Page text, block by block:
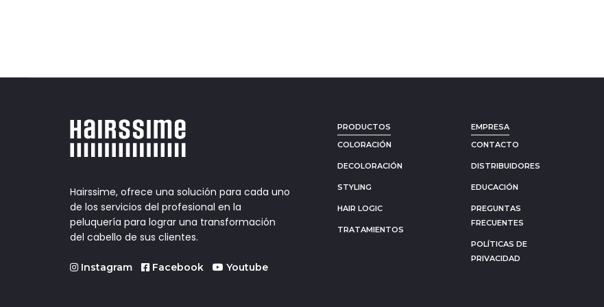
Hairssime, ofrece una solución para cada uno
de los servicios del profesional en la
peluquería para lograr una transformación
del cabello de sus clientes.
Instagram Facebook Youtube
PRODUCTOS
COLORACIÓN
DECOLORACIÓN
STYLING
HAIR LOGIC
TRATAMIENTOS
EMPRESA
CONTACTO
DISTRIBUIDORES
EDUCACIÓN
PREGUNTAS
FRECUENTES
POLÍTICAS DE
PRIVACIDAD